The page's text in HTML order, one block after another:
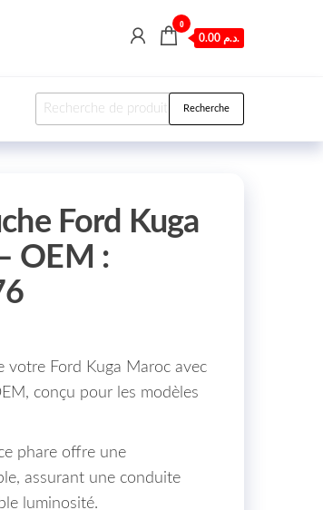
0
0.00 د.م.
Recherche pour : Recherche
Ford Kuga
OEM :
votre Ford Kuga Maroc avec
conçu pour les modèles
phare offre une
assurant une conduite
luminosité.